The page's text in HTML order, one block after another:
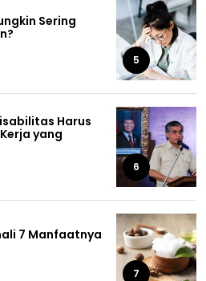
Sering
5
Harus
yang
6
7 Manfaatnya
7